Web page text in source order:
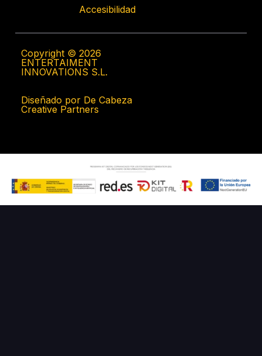
Accesibilidad
Copyright © 2026
ENTERTAIMENT
INNOVATIONS S.L.
Diseñado por De Cabeza
Creative Partners